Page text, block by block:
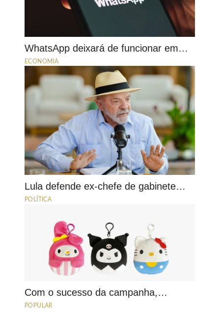
WhatsApp deixará de funcionar em…
ECONOMIA
Lula defende ex-chefe de gabinete…
POLÍTICA
Com o sucesso da campanha,…
POPULAR